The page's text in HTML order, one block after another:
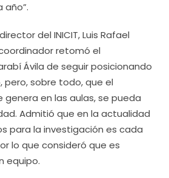
del INICIT, Luis Rafael
retomó el
Ávila de seguir posicionando
pero, sobre todo, que el
en las aulas, se pueda
Admitió que en la actualidad
para la investigación es cada
lo que consideró que es
equipo.